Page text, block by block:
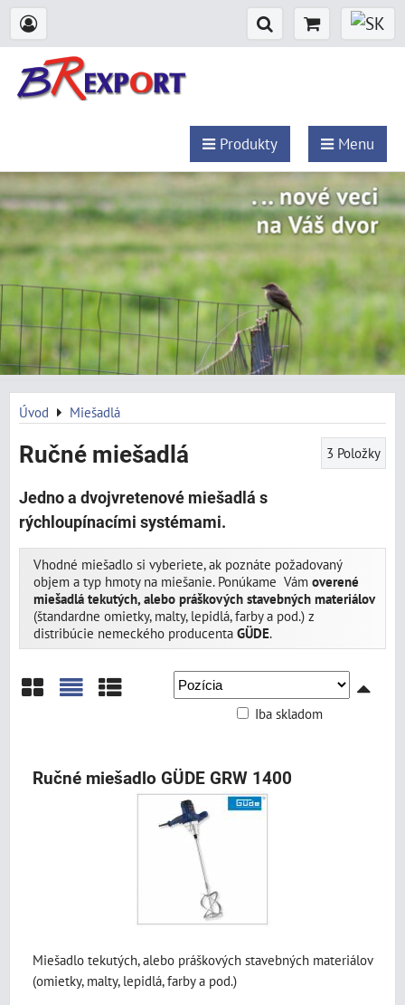
Produkty Menu
Úvod Miešadlá
Ručné miešadlá 3 Položky
Jedno a dvojvretenové miešadlá s
rýchloupínacími systémami.
Vhodné miešadlo si vyberiete, ak poznáte požadovaný
objem a typ hmoty na miešanie. Ponúkame Vámoverené
miešadlá tekutých, alebo práškových stavebných materiálov
(štandardne omietky, malty, lepidlá, farby a pod.) z
distribúcie nemeckého producentaGÜDE.
Iba skladom
Ručné miešadlo GÜDE GRW 1400
Miešadlo tekutých, alebo práškových stavebných materiálov
(omietky, malty, lepidlá, farby a pod.)